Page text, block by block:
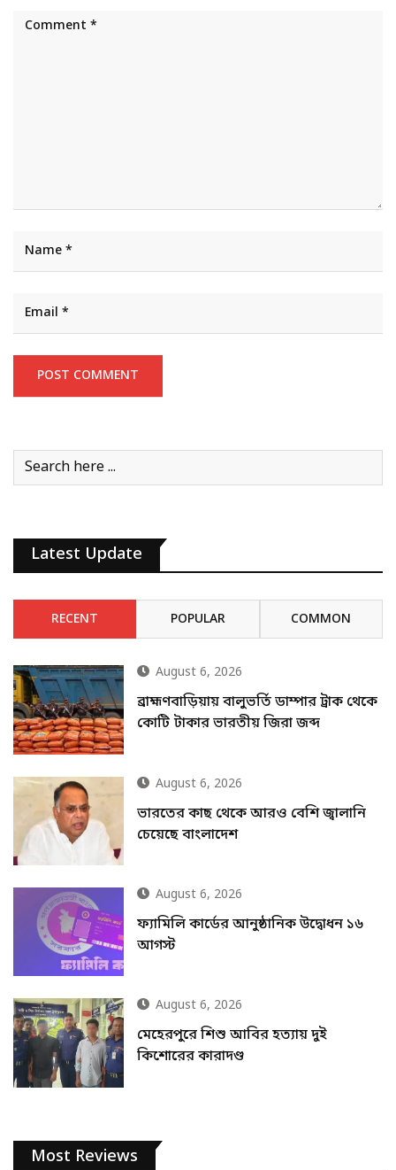
Latest Update
RECENT POPULAR COMMON
August 6, 2026
ব্রাহ্মণবাড়িয়ায় বালুভর্তি ডাম্পার ট্রাক থেকে
কোটি টাকার ভারতীয় জিরা জব্দ
August 6, 2026
ভারতের কাছ থেকে আরও বেশি জ্বালানি
চেয়েছে বাংলাদেশ
August 6, 2026
ফ্যামিলি কার্ডের আনুষ্ঠানিক উদ্বোধন ১৬
আগস্ট
August 6, 2026
মেহেরপুরে শিশু আবির হত্যায় দুই
কিশোরের কারাদণ্ড
Most Reviews